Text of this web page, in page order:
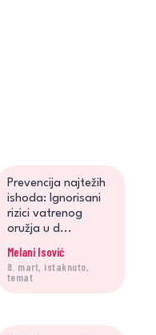
Prevencija najtežih
ishoda: Ignorisani
rizici vatrenog
oružja u d...
Melani Isović
8. mart, istaknuto,
temat